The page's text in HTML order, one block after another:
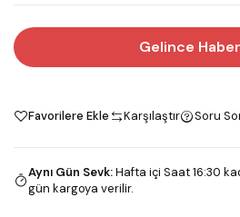
Gelince
Favorilere Ekle Karşılaştır Soru
Aynı Gün Sevk:Hafta içi Saat 16:30
gün kargoya verilir.